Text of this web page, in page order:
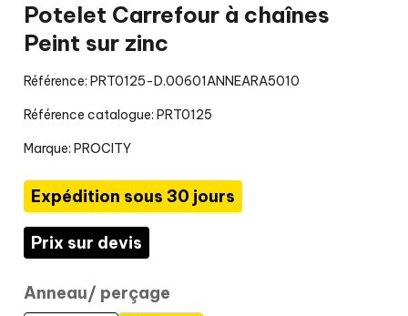
Potelet Carrefour à chaînes
Peint sur zinc
Référence: PRT0125-D.00601ANNEARA5010
Référence catalogue: PRT0125
Marque: PROCITY
Expédition sous 30 jours
Prix sur devis
Anneau/ perçage